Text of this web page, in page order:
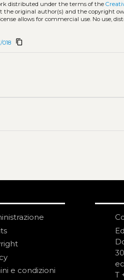
distributed under the terms of the
original author(s) and the copyright
allows for commercial use. No use,
018 content_copy
e condizioni
T